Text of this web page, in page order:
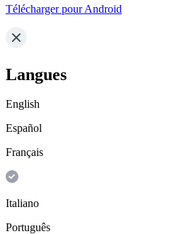
Télécharger pour Android
Langues
English
Español
Français
Italiano
Português